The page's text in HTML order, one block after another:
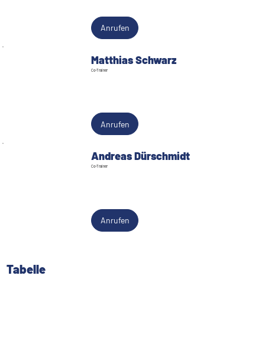
Anrufen
Matthias Schwarz
Co-Trainer
Anrufen
Andreas Dürschmidt
Co-Trainer
Anrufen
Tabelle